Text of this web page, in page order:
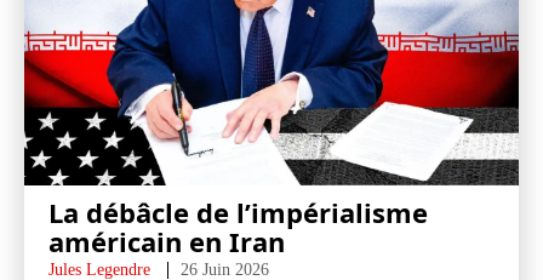
La débâcle de l’impérialisme
américain en Iran
Jules Legendre 26 Juin 2026